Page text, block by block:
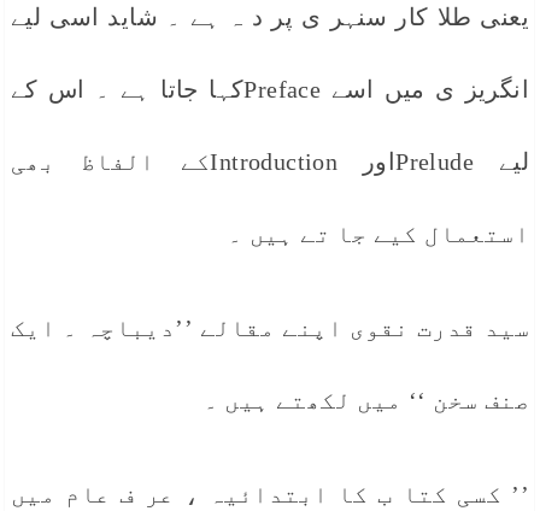
یعنی طلا کار سنہر ی پر د ہ ہے ۔ شاید اسی لیے
انگریز ی میں اسے Prefaceکہا جاتا ہے ۔ اس کے
لیے Preludeاور Introductionکے الفاظ بھی
استعمال کیے جا تے ہیں ۔
سید قدرت نقوی اپنے مقالے ’’دیباچہ ۔ ایک
صنف سخن ‘‘ میں لکھتے ہیں ۔
’’ کسی کتا ب کا ابتدائیہ ، عر ف عام میں